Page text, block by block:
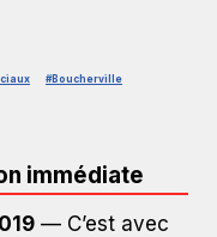
#Boucherville
immédiate
— C’est avec